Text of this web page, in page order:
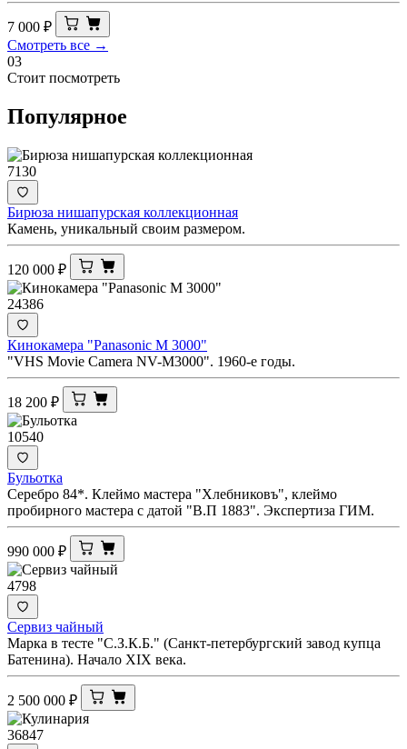
7 000 ₽
Смотреть все →
03
Стоит посмотреть
Популярное
7130
Бирюза нишапурская коллекционная
Камень, уникальный своим размером.
120 000 ₽
24386
Кинокамера "Panasonic M 3000"
"VHS Movie Camera NV-M3000". 1960-е годы.
18 200 ₽
10540
Бульотка
Серебро 84*. Клеймо мастера "Хлебниковъ", клеймо
пробирного мастера с датой "В.П 1883". Экспертиза ГИМ.
990 000 ₽
4798
Сервиз чайный
Марка в тесте "С.З.К.Б." (Санкт-петербургский завод купца
Батенина). Начало XIX века.
2 500 000 ₽
36847